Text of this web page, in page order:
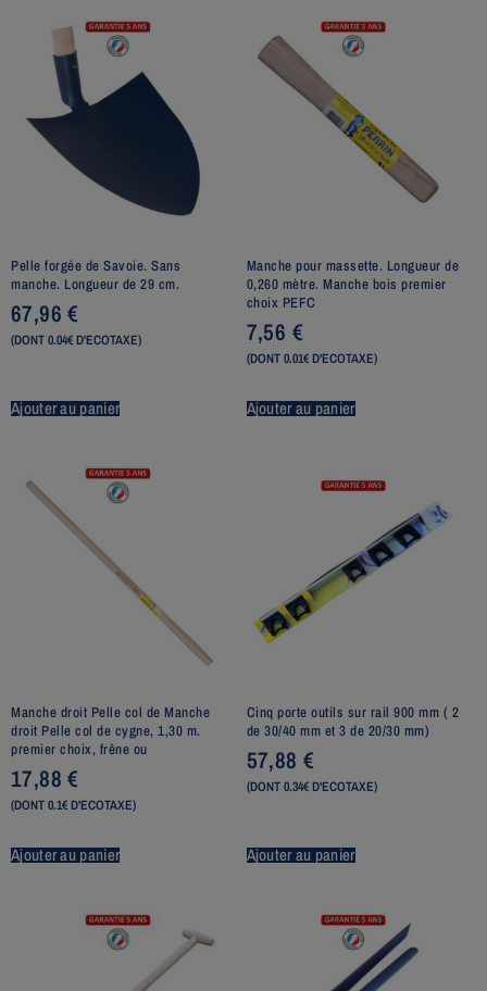
Pelle forgée de Savoie. Sans
manche. Longueur de 29 cm.
67,96€
(DONT 0.04€ D'ECOTAXE)
Ajouter au panier
Manche pour massette. Longueur de
0,260 mètre. Manche bois premier
choix PEFC
7,56 €
(DONT 0.01€ D'ECOTAXE)
Ajouter au panier
Manche droit Pelle col de Manche
droit Pelle col de cygne, 1,30 m.
premier choix, frêne ou
17,88€
(DONT 0.1€ D'ECOTAXE)
Ajouter au panier
Cinq porte outils sur rail 900 mm ( 2
de 30/40 mm et 3 de 20/30 mm)
57,88 €
(DONT 0.34€ D'ECOTAXE)
Ajouter au panier